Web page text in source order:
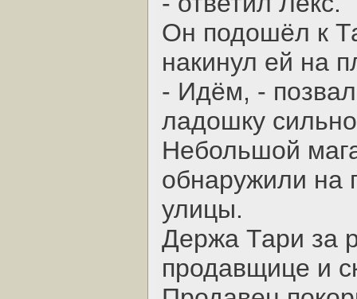
Он подошёл к
накинул ей на
- Идём, -
ладошку
Небольшой
обнаружили на
улицы.
Держа Тари за
продавщице и